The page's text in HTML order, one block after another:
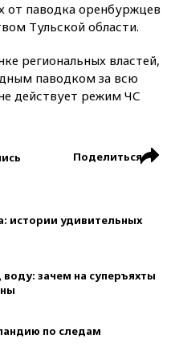
паводка оренбуржцев
Тульской области.
региональных властей,
паводком за всю
действует режим ЧС
Поделиться
истории удивительных
зачем на суперъяхты
по следам